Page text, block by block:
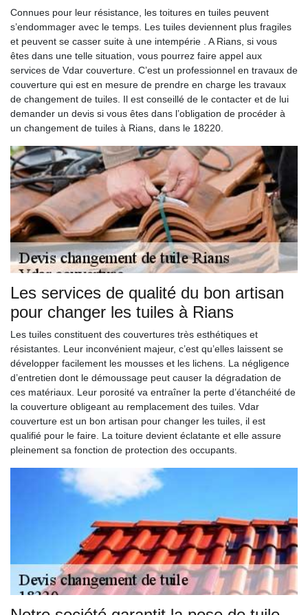
Connues pour leur résistance, les toitures en tuiles peuvent
s’endommager avec le temps. Les tuiles deviennent plus fragiles
et peuvent se casser suite à une intempérie . A Rians, si vous
êtes dans une telle situation, vous pourrez faire appel aux
services de Vdar couverture. C’est un professionnel en travaux de
couverture qui est en mesure de prendre en charge les travaux
de changement de tuiles. Il est conseillé de le contacter et de lui
demander un devis si vous êtes dans l’obligation de procéder à
un changement de tuiles à Rians, dans le 18220.
Les services de qualité du bon artisan
pour changer les tuiles à Rians
Les tuiles constituent des couvertures très esthétiques et
résistantes. Leur inconvénient majeur, c’est qu’elles laissent se
développer facilement les mousses et les lichens. La négligence
d’entretien dont le démoussage peut causer la dégradation de
ces matériaux. Leur porosité va entraîner la perte d’étanchéité de
la couverture obligeant au remplacement des tuiles. Vdar
couverture est un bon artisan pour changer les tuiles, il est
qualifié pour le faire. La toiture devient éclatante et elle assure
pleinement sa fonction de protection des occupants.